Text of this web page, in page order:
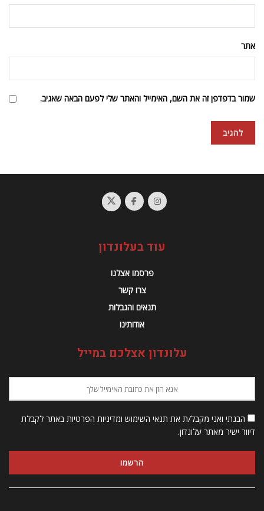
אתר
שמור בדפדפן זה את השם, האימייל והאתר שלי לפעם הבאה שאגיב.
עוד בעלונדון
פרסמו אצלנו
צרו קשר
תנאים והגבלות
אודותינו
עלונדון אצלכם במייל
הבנתי ואני מקבל/ת את תנאי השימוש ומדיניות הפרטיות באתר לקבלת
דיוור ישיר מאתר עלונדון.